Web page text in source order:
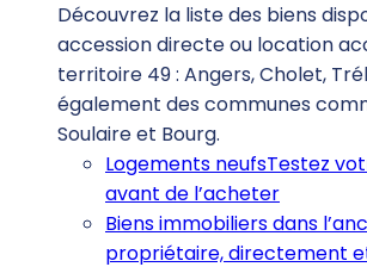
Découvrez la liste des biens
accession directe ou location
territoire 49 : Angers, Cholet,
également des communes
Soulaire et Bourg.
Logements neufsTestez
avant de l’acheter
Biens immobiliers dans
propriétaire, directement